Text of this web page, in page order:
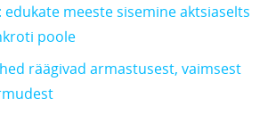
edukate meeste sisemine aktsiaselts
poole
räägivad armastusest, vaimsest